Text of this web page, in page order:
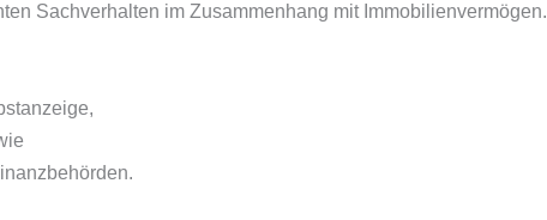
Sachverhalten im Zusammenhang mit Immobilienvermögen.